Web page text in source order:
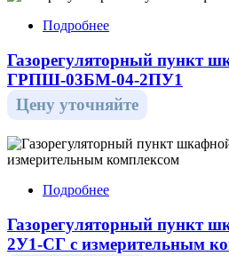
Подробнее
Газорегуляторный пункт
ГРПШ-03БМ-04-2ПУ1
Цену уточняйте
Подробнее
Газорегуляторный пункт
2У1-СГ с измерительным